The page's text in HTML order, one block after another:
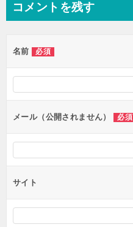
ビ
ー
シ
ョ
ン
コメントを残す
名前 必須
メール（公開されません） 必須
サイト